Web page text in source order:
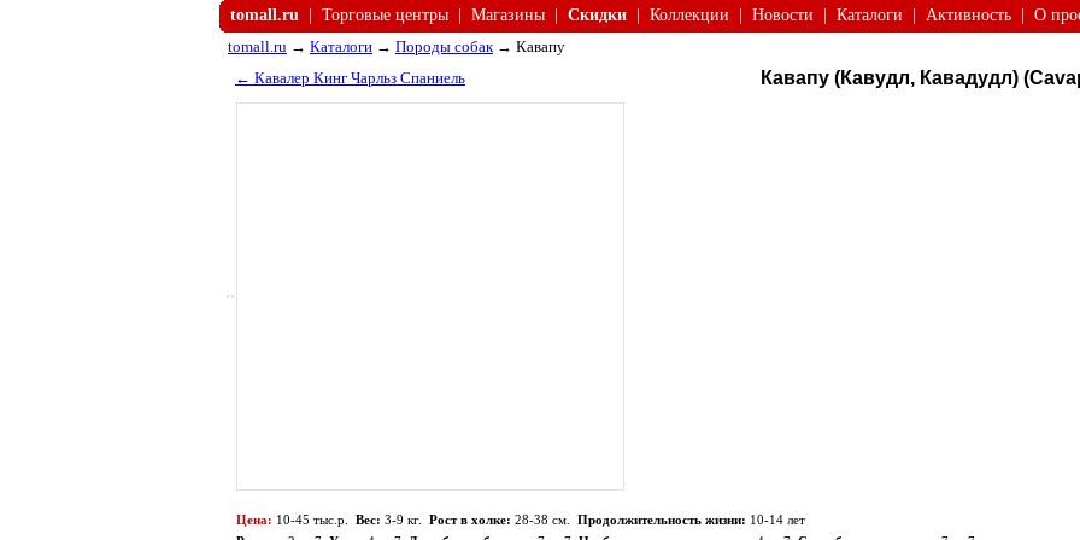
tomall.ru Торговые центры Магазины Скидки Коллекции Новости Каталоги Активность О
tomall.ru → Каталоги → Породы собак→ Кавапу
← Кавалер Кинг Чарльз Спаниель
Кавапу (Кавудл, Кавадудл)
Цена: 10-45 тыс.р. Вес: 3-9 кг. Рост в холке: 28-38 см. Продолжительность жизни: 10-14 лет